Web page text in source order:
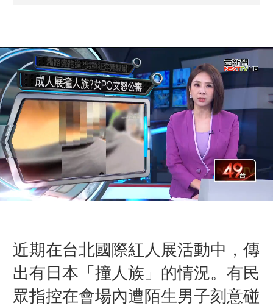
近期在台北國際紅人展活動中，傳
出有日本「撞人族」的情況。有民
眾指控在會場內遭陌生男子刻意碰